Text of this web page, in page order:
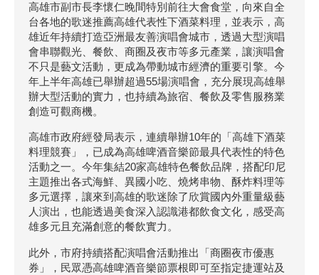
高雄市副市長李懷仁晚間特別前往大會食堂，向來自全
台各地的歌迷推薦高雄代表性下酒菜料理，並表示，高
雄近年持續打造亞洲最友善演唱會城市，透過大型演唱
會串聯觀光、餐飲、商圈及夜市等多元產業，讓演唱會
不只是藝文活動，更成為帶動城市經濟的重要引擎。今
年上半年高雄已舉辦超過55場演唱會，充分展現高雄舉
辦大型活動的實力，也持續為旅宿、餐飲及零售服務業
創造可觀商機。
高雄市政府經發局表示，連續舉辦10年的「高雄下酒菜
料理競賽」，已成為高雄啤酒音樂節最具代表性的特色
活動之一。今年集結20家高雄特色餐飲品牌，搭配印尼
主題推出各式海鮮、異國小吃、燒烤串物、酥炸料理等
多元選擇，讓來到高雄的歌迷除了欣賞國內外重量級藝
人演出，也能透過美食深入認識港都飲食文化，感受高
雄多元且充滿創意的餐飲實力。
此外，市府持續搭配演唱會活動推出「商圈夜市優惠
券」，民眾憑高雄啤酒音樂節票根即可至指定捷運站及